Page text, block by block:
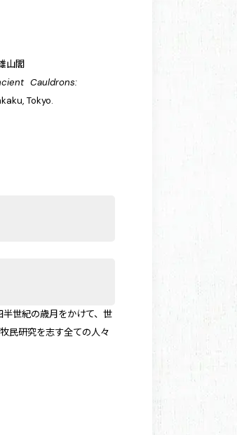
閣
Cauldrons:
Tokyo.
世紀の歳月をかけて、世
民研究を志す全ての人々